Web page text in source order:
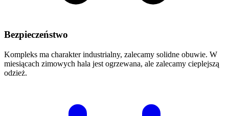
Bezpieczeństwo
Kompleks ma charakter industrialny, zalecamy solidne obuwie. W
miesiącach zimowych hala jest ogrzewana, ale zalecamy cieplejszą
odzież.